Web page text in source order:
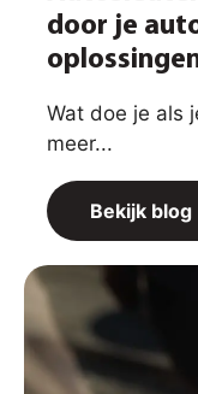
door je
Wat doe je als
meer...
Bekijk blog